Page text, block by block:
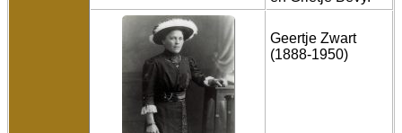
Geertje Zwart
(1888-1950)